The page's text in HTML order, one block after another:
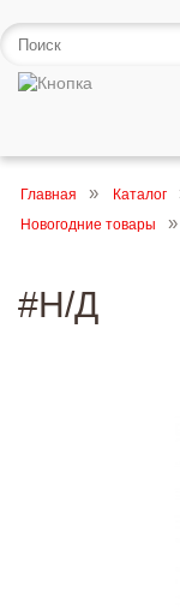
Главная Каталог
Новогодние товары
#Н/Д